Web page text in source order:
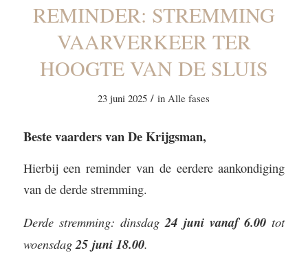
REMINDER: STREMMING
VAARVERKEER TER
HOOGTE VAN DE SLUIS
23 juni 2025 / inAlle fases
Beste vaarders van De Krijgsman,
Hierbij een reminder van de eerdere aankondiging
van de derde stremming.
Derde stremming: dinsdag 24 juni vanaf 6.00 tot
woensdag25 juni 18.00.